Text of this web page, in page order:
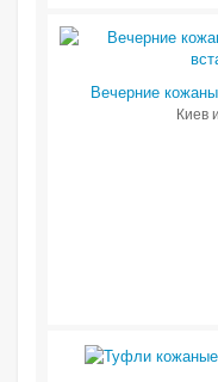
Вечерние
Киев